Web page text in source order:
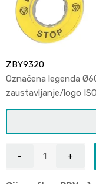
ZBY9320
Označena legenda
zaustavljanje/logo